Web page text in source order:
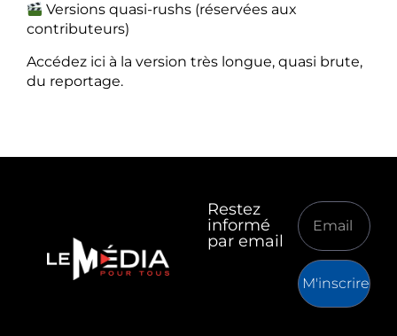
Versions quasi-rushs (réservées aux
contributeurs)
Accédez ici à la version très longue, quasi brute,
du reportage.
Restez
informé
par email
M'inscrire